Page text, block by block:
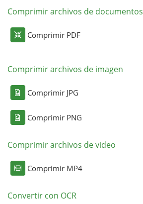
Comprimir archivos de documentos
Comprimir PDF
Comprimir archivos de imagen
Comprimir JPG
Comprimir PNG
Comprimir archivos de video
Comprimir MP4
Convertir con OCR